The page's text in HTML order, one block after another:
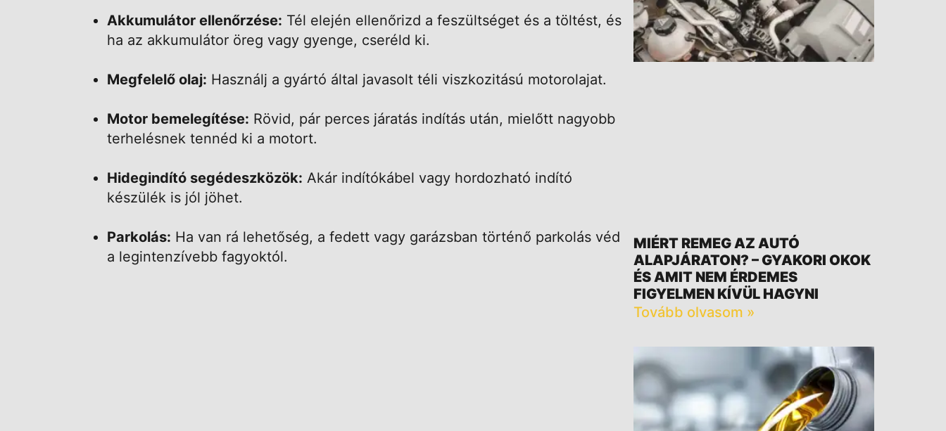
Akkumulátor ellenőrzése: Tél elején ellenőrizd a feszültséget és a töltést, és
ha az akkumulátor öreg vagy gyenge, cseréld ki.
Megfelelő olaj: Használj a gyártó által javasolt téli viszkozitású motorolajat.
Motor bemelegítése: Rövid, pár perces járatás indítás után, mielőtt nagyobb
terhelésnek tennéd ki a motort.
Hidegindító segédeszközök: Akár indítókábel vagy hordozható indító
készülék is jól jöhet.
Parkolás: Ha van rá lehetőség, a fedett vagy garázsban történő parkolás véd
a legintenzívebb fagyoktól.
MIÉRT REMEG AZ AUTÓ
ALAPJÁRATON? – GYAKORI OKOK
ÉS AMIT NEM ÉRDEMES
FIGYELMEN KÍVÜL HAGYNI
Tovább olvasom »